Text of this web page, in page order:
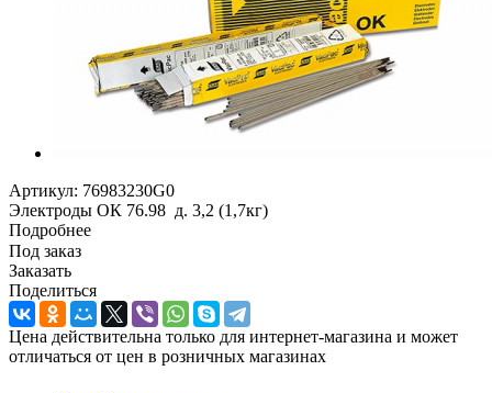
Артикул: 76983230G0
Электроды ОК 76.98 д. 3,2 (1,7кг)
Подробнее
Под заказ
Заказать
Поделиться
Цена действительна только для интернет-магазина и может
отличаться от цен в розничных магазинах